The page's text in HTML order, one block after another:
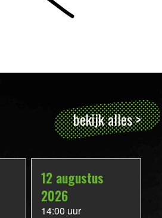
bekijk alles >
12 augustus
2026
14:00 uur